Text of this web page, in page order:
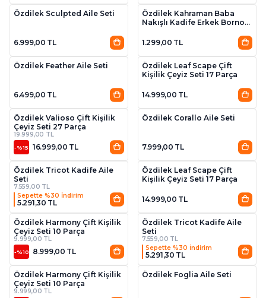
Özdilek Sculpted Aile Seti
6.999,00 TL
Özdilek Kahraman Baba
Nakışlı Kadife Erkek Bornoz
1.299,00 TL
Özdilek Feather Aile Seti
6.499,00 TL
3
Özdilek Leaf Scape Çift
Kişilik Çeyiz Seti 17 Parça
14.999,00 TL
2
Özdilek Valioso Çift Kişilik
Çeyiz Seti 27 Parça
19.999,00 TL
-%15 16.999,00 TL
Özdilek Corallo Aile Seti
7.999,00 TL
3
Özdilek Tricot Kadife Aile
Seti
7.559,00 TL
Sepette %30 İndirim
5.291,30 TL
3
Özdilek Leaf Scape Çift
Kişilik Çeyiz Seti 17 Parça
14.999,00 TL
3
Özdilek Harmony Çift Kişilik
Çeyiz Seti 10 Parça
9.999,00 TL
-%10 8.999,00 TL
3
Özdilek Tricot Kadife Aile
Seti
7.559,00 TL
Sepette %30 İndirim
5.291,30 TL
3
Özdilek Harmony Çift Kişilik
Çeyiz Seti 10 Parça
9.999,00 TL
2
Özdilek Foglia Aile Seti